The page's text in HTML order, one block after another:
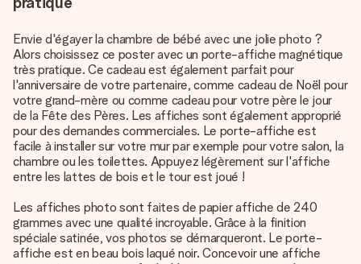
Envie d'égayer la chambre de bébé avec une jolie photo ?
Alors choisissez ce poster avec un porte-affiche magnétique
très pratique. Ce cadeau est également parfait pour
l'anniversaire de votre partenaire, comme cadeau de Noël pour
votre grand-mère ou comme cadeau pour votre père le jour
de la Fête des Pères. Les affiches sont également approprié
pour des demandes commerciales. Le porte-affiche est
facile à installer sur votre mur par exemple pour votre salon, la
chambre ou les toilettes. Appuyez légèrement sur l'affiche
entre les lattes de bois et le tour est joué !
Les affiches photo sont faites de papier affiche de 240
grammes avec une qualité incroyable. Grâce à la finition
spéciale satinée, vos photos se démarqueront. Le porte-
affiche est en beau bois laqué noir. Concevoir une affiche